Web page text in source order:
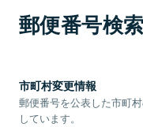
郵便番号検
市町村変更情報
郵便番号を公表した市町
しています。